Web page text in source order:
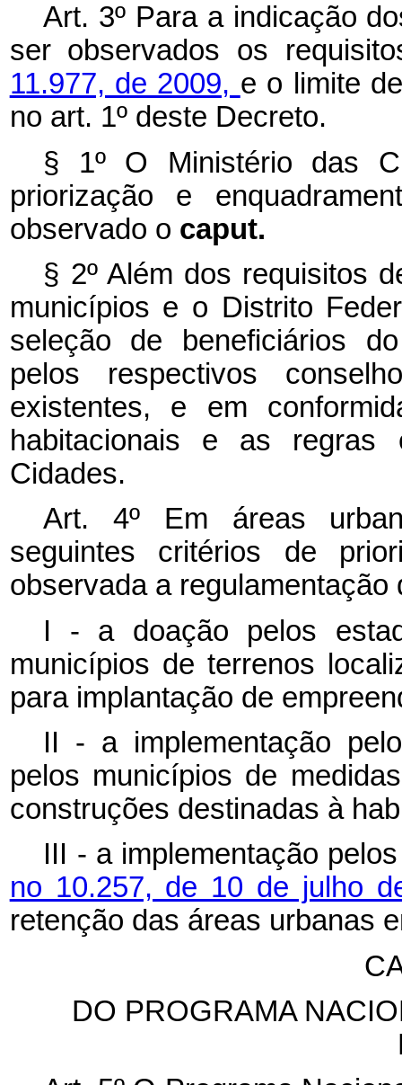
Art. 3º Para a indicação
ser observados os
11.977, de 2009, e o limite
no art. 1º deste Decreto.
§ 1º O Ministério das
priorização e
observado o caput.
§ 2º Além dos requisitos
municípios e o Distrito
seleção de beneficiários
pelos respectivos
existentes, e em
habitacionais e as regras
Cidades.
Art. 4º Em áreas
seguintes critérios de
observada a
I - a doação pelos
municípios de terrenos
para implantação de
II - a implementação
pelos municípios de
construções destinadas à
III - a implementação
no 10.257, de 10 de julho
retenção das áreas urbanas
DO PROGRAMA